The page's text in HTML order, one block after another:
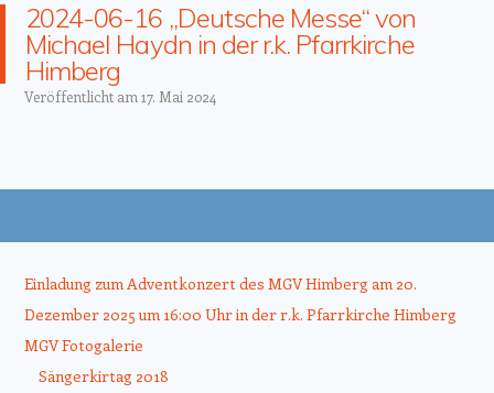
2024-06-16 „Deutsche Messe“ von
Michael Haydn in der r.k. Pfarrkirche
Himberg
Veröffentlicht am 17. Mai 2024
Einladung zum Adventkonzert des MGV Himberg am 20.
Dezember 2025 um 16:00 Uhr in der r.k. Pfarrkirche Himberg
MGV Fotogalerie
Sängerkirtag 2018